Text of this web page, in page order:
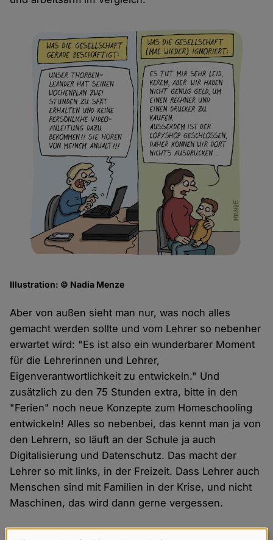
Illustration: © Nadia Menze
Aber von außen sieht man nur, was noch alles
gemacht werden sollte und vom Lehrer so nebenher
erwartet wird: "Es ist also ein wunderbarer Moment
für die Lehrerinnen und Lehrer,
Eigenverantwortlichkeit zu entwickeln." Und
zusätzlich zu den 75 Stunden extra, bitte in den
"Ferien" noch neue Konzepte zum Homeschooling
entwickeln! Alles so nebenbei, das kennt man ja von
den Lehrern, so läuft an der Schule ja auch
Digitalisierung und Datenschutz. Das macht der
Lehrer so mit links, in der Freizeit. Dass Lehrer auch
Menschen sind mit Familien in der Krise, und nicht
Maschinen, das wird dann gerne vergessen.
Irgendwo in demZEIT-Artikel findet sich auch der